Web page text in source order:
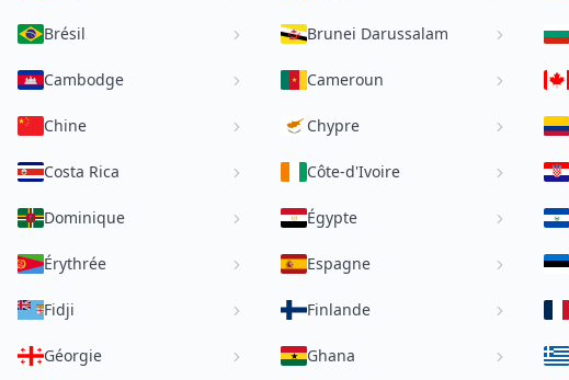
Brésil Brunei Darussalam
Cambodge Cameroun
Chine Chypre
Costa Rica Côte-d'Ivoire
Dominique Égypte
Érythrée Espagne
Fidji Finlande
Géorgie Ghana